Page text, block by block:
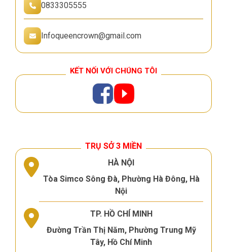
0833305555
Infoqueencrown@gmail.com
KẾT NỐI VỚI CHÚNG TÔI
TRỤ SỞ 3 MIỀN
HÀ NỘI
Tòa Simco Sông Đà, Phường Hà Đông, Hà
Nội
TP. HỒ CHÍ MINH
Đường Trần Thị Năm, Phường Trung Mỹ
Tây, Hồ Chí Minh